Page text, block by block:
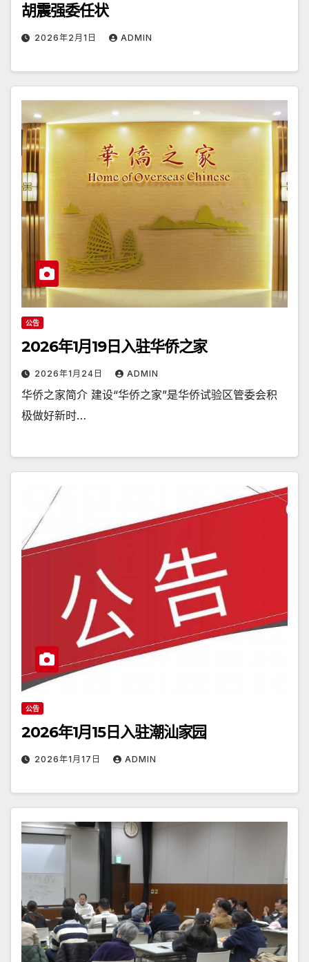
胡震强委任状
2026年2月1日 ADMIN
公告
2026年1月19日入驻华侨之家
2026年1月24日 ADMIN
华侨之家简介 建设“华侨之家”是华侨试验区管委会积
极做好新时…
公告
2026年1月15日入驻潮汕家园
2026年1月17日 ADMIN